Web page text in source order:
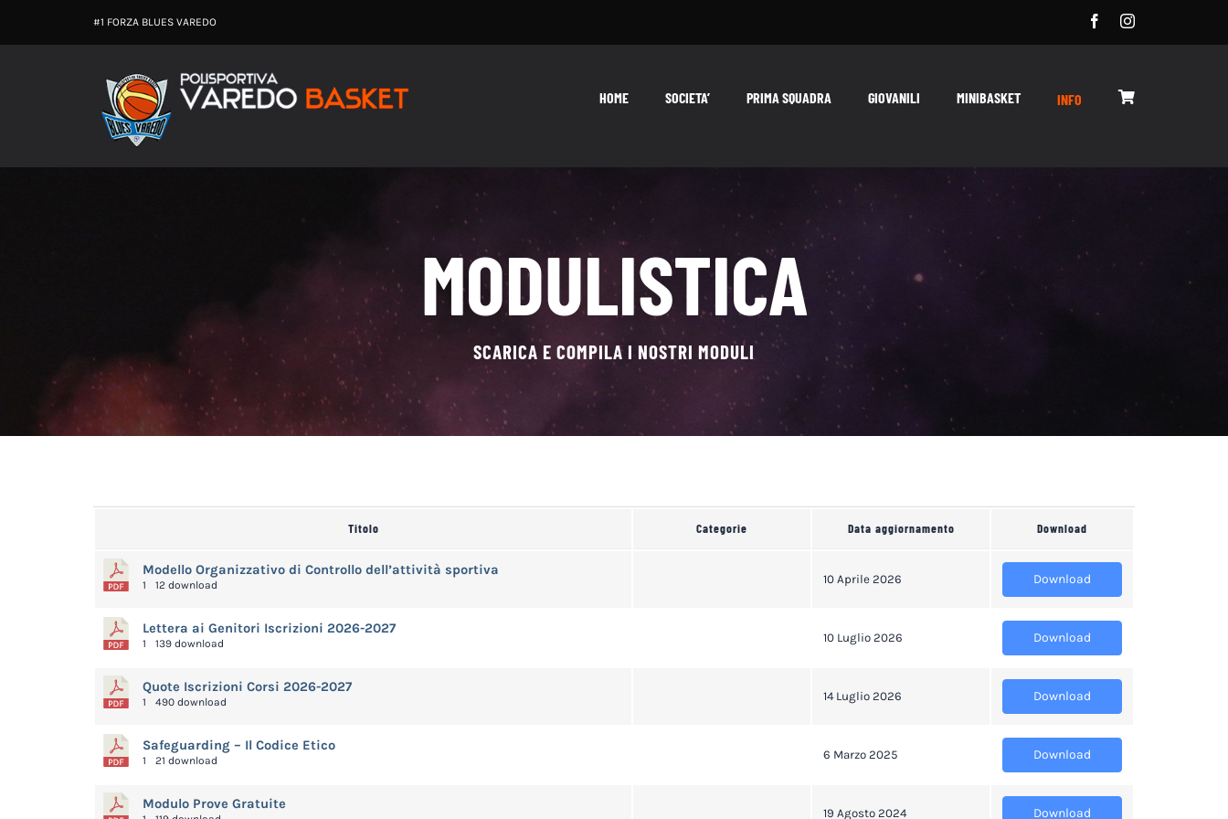
#1 FORZA BLUES VAREDO
HOME SOCIETA’ PRIMA SQUADRA GIOVANILI MINIBASKET INFO
MODULISTICA
SCARICA E COMPILA I NOSTRI MODULI
Titolo Categorie Data aggiornamento Download
Modello Organizzativo di Controllo dell’attività sportiva
1 12 download 10 Aprile 2026 Download
Lettera ai Genitori Iscrizioni 2026-2027
1 139 download 10 Luglio 2026 Download
Quote Iscrizioni Corsi 2026-2027
1 490 download 14 Luglio 2026 Download
Safeguarding – Il Codice Etico
1 21 download 6 Marzo 2025 Download
Modulo Prove Gratuite
19 Agosto 2024 Download